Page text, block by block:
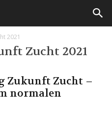
2021
Zucht 2021
Zukunft Zucht –
normalen